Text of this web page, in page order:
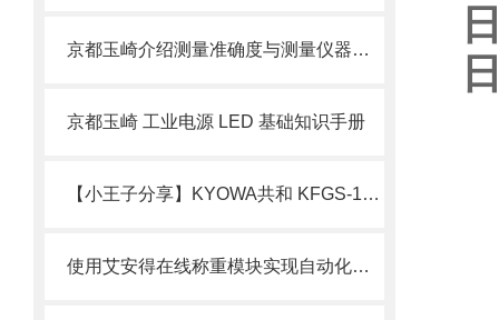
京都玉崎介绍测量准确度与测量仪器准确度
京都玉崎 工业电源 LED 基础知识手册
【小王子分享】KYOWA共和 KFGS-1-120-D17-11L1M3S 箔式应变片 简介
使用艾安得在线称重模块实现自动化称重及数据管理